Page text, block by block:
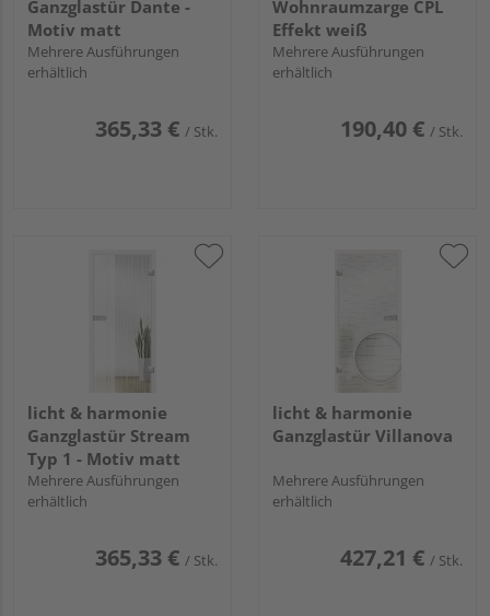
Ganzglastür Dante -
Motiv matt
Mehrere Ausführungen
erhältlich
365,33 € / Stk.
Wohnraumzarge CPL
Effekt weiß
Mehrere Ausführungen
erhältlich
190,40 € / Stk.
licht & harmonie
Ganzglastür Stream
Typ 1 - Motiv matt
Mehrere Ausführungen
erhältlich
365,33 € / Stk.
licht & harmonie
Ganzglastür Villanova
Mehrere Ausführungen
erhältlich
427,21 € / Stk.